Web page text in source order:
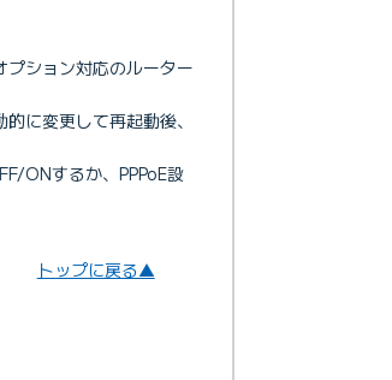
プション対応のルーター
に変更して再起動後、
ONするか、PPPoE設
トップに戻る▲